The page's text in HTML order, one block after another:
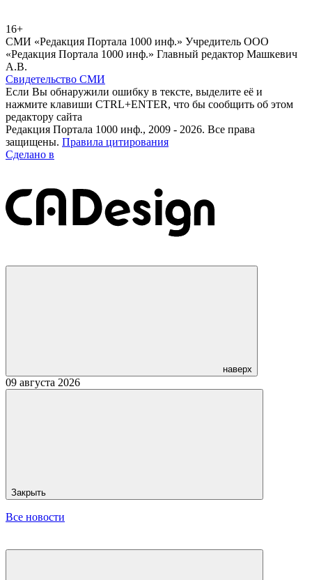
16+
СМИ «Редакция Портала 1000 инф.» Учредитель ООО
«Редакция Портала 1000 инф.» Главный редактор Машкевич
А.В.
Свидетельство СМИ
Если Вы обнаружили ошибку в тексте, выделите её и
нажмите клавиши CTRL+ENTER, что бы сообщить об этом
редактору сайта
Редакция Портала 1000 инф., 2009 - 2026. Все права
защищены. Правила цитирования
Сделано в
наверх
09 августа 2026
Закрыть
Все новости